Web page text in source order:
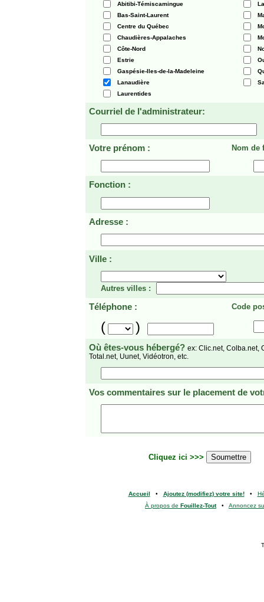
Abitibi-Témiscamingue
Bas-Saint-Laurent
Centre du Québec
Chaudières-Appalaches
Côte-Nord
Estrie
Gaspésie-Iles-de-la-Madeleine
Lanaudière
Laurentides
Courriel de l'administrateur:
Votre prénom : Nom de
Fonction :
Adresse :
Ville :
Autres villes :
Téléphone : Code
( )
Où êtes-vous hébergé? ex: Clic.net, Colba.net,
Total.net, Uunet, Vidéotron, etc.
Vos commentaires sur le placement de
Cliquez ici >>>
Accueil • Ajoutez (modifiez) votre site!•
À propos de Fouillez-Tout• Annoncez